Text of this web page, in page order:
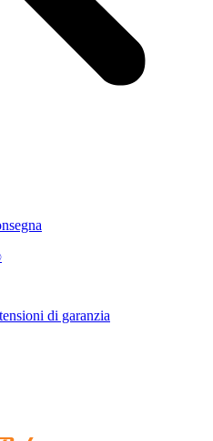
di garanzia